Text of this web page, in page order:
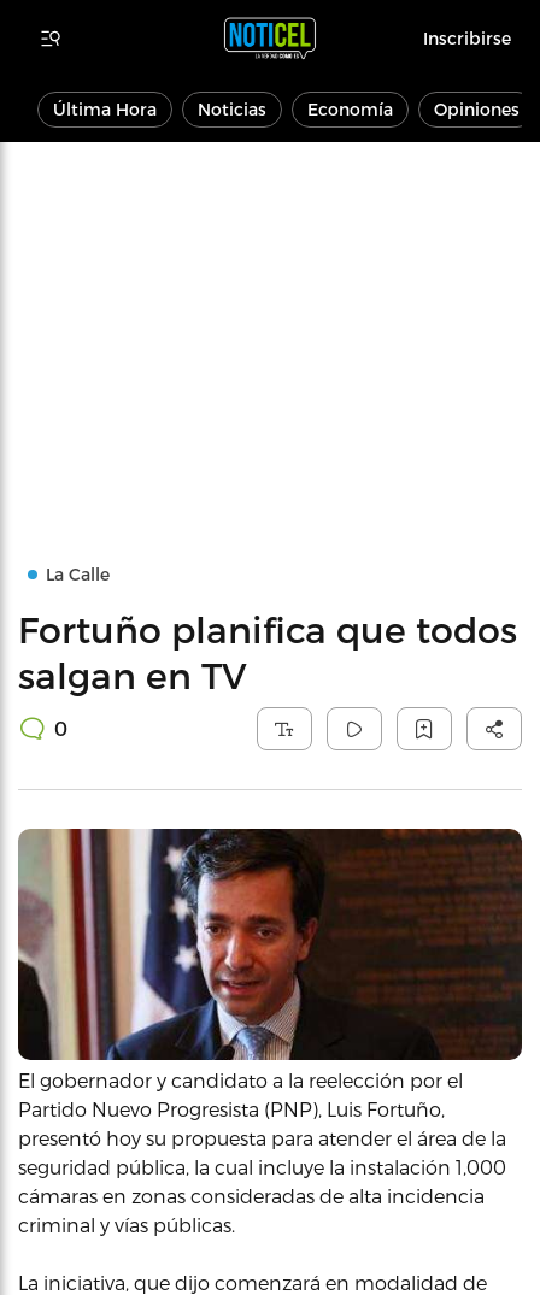
Inscribirse
Última Hora Noticias Economía Opiniones
La Calle
Fortuño planifica que todos
salgan en TV
0
El gobernador y candidato a la reelección por el
Partido Nuevo Progresista (PNP), Luis Fortuño,
presentó hoy su propuesta para atender el área de la
seguridad pública, la cual incluye la instalación 1,000
cámaras en zonas consideradas de alta incidencia
criminal y vías públicas.
La iniciativa, que dijo comenzará en modalidad de